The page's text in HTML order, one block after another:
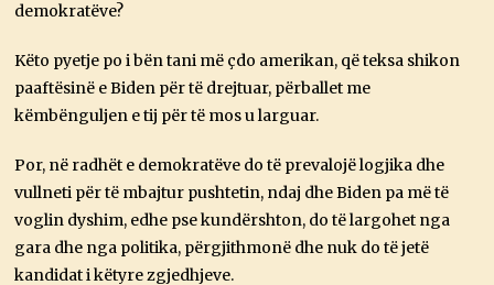
demokratëve?
Këto pyetje po i bën tani më çdo amerikan, që teksa shikon
paaftësinë e Biden për të drejtuar, përballet me
këmbënguljen e tij për të mos u larguar.
Por, në radhët e demokratëve do të prevalojë logjika dhe
vullneti për të mbajtur pushtetin, ndaj dhe Biden pa më të
voglin dyshim, edhe pse kundërshton, do të largohet nga
gara dhe nga politika, përgjithmonë dhe nuk do të jetë
kandidat i këtyre zgjedhjeve.